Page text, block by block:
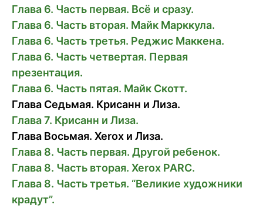
Глава 6. Часть первая. Всё и сразу.
Глава 6. Часть вторая. Майк Марккула.
Глава 6. Часть третья. Реджис Маккена.
Глава 6. Часть четвертая. Первая
презентация.
Глава 6. Часть пятая. Майк Скотт.
Глава Седьмая. Крисанн и Лиза.
Глава 7. Крисанн и Лиза.
Глава Восьмая. Xerox и Лиза.
Глава 8. Часть первая. Другой ребенок.
Глава 8. Часть вторая. Xerox PARC.
Глава 8. Часть третья. “Великие художники
крадут”.